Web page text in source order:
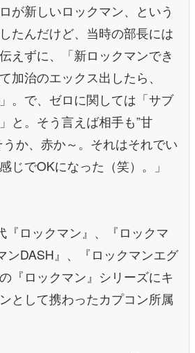
が新しいロックマン、という
たんだけど、当時の部長には
えずに、「新ロックマンでき
加治のエックス出したら、
。で、ゼロに関しては「サブ
と。そう言えば相手も”甘
うか、赤か～。それはそれでい
じでOKになった（笑）。」
『ロックマン』、『ロックマ
ンDASH』、『ロックマンエグ
『ロックマン』シリーズにキ
として携わったカプコン所属